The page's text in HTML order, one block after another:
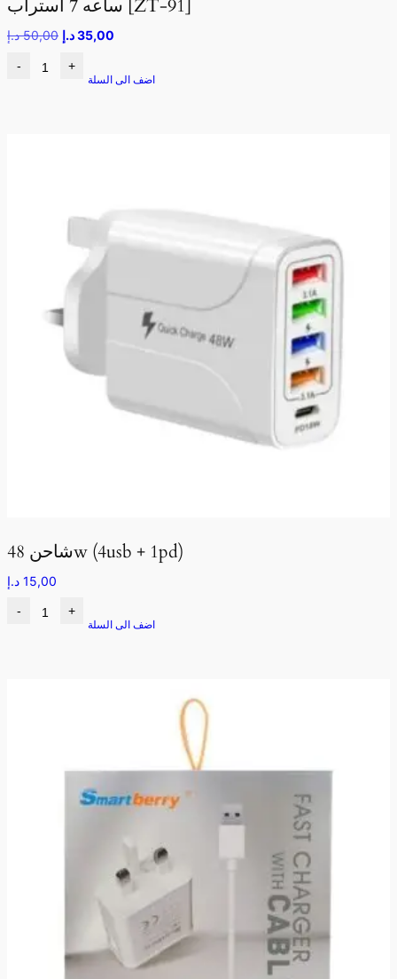
ساعه 7 استراب [ZT-91]
50,00 د.إ 35,00د.إ
- +
اضف الى السلة
شاحن 48w (4usb + 1pd)
15,00 د.إ
- +
اضف الى السلة